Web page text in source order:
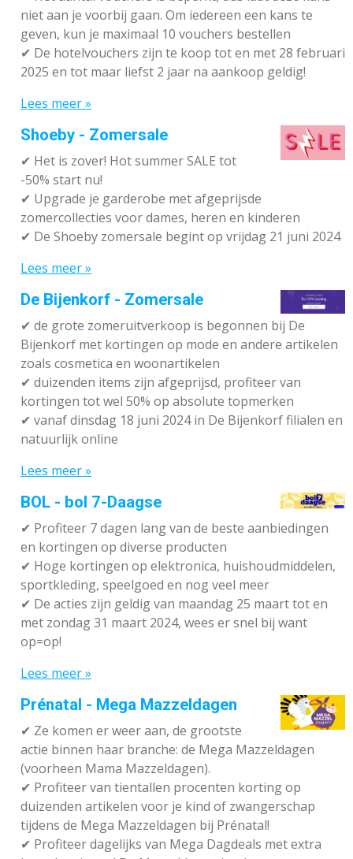
niet aan je voorbij gaan. Om iedereen een kans te
geven, kun je maximaal 10 vouchers bestellen
✔ De hotelvouchers zijn te koop tot en met 28 februari
2025 en tot maar liefst 2 jaar na aankoop geldig!
Lees meer »
Shoeby - Zomersale
✔ Het is zover! Hot summer SALE tot
-50% start nu!
✔ Upgrade je garderobe met afgeprijsde
zomercollecties voor dames, heren en kinderen
✔ De Shoeby zomersale begint op vrijdag 21 juni 2024
Lees meer »
De Bijenkorf - Zomersale
✔ de grote zomeruitverkoop is begonnen bij De
Bijenkorf met kortingen op mode en andere artikelen
zoals cosmetica en woonartikelen
✔ duizenden items zijn afgeprijsd, profiteer van
kortingen tot wel 50% op absolute topmerken
✔ vanaf dinsdag 18 juni 2024 in De Bijenkorf filialen en
natuurlijk online
Lees meer »
BOL - bol 7-Daagse
✔ Profiteer 7 dagen lang van de beste aanbiedingen
en kortingen op diverse producten
✔ Hoge kortingen op elektronica, huishoudmiddelen,
sportkleding, speelgoed en nog veel meer
✔ De acties zijn geldig van maandag 25 maart tot en
met zondag 31 maart 2024, wees er snel bij want
op=op!
Lees meer »
Prénatal - Mega Mazzeldagen
✔ Ze komen er weer aan, de grootste
actie binnen haar branche: de Mega Mazzeldagen
(voorheen Mama Mazzeldagen).
✔ Profiteer van tientallen procenten korting op
duizenden artikelen voor je kind of zwangerschap
tijdens de Mega Mazzeldagen bij Prénatal!
✔ Profiteer dagelijks van Mega Dagdeals met extra